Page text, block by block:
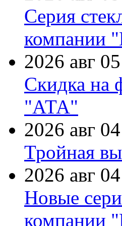
Серия
компании
2026 авг 05
Скидка на
"АТА"
2026 авг 04
Тройная
2026 авг 04
Новые
компании